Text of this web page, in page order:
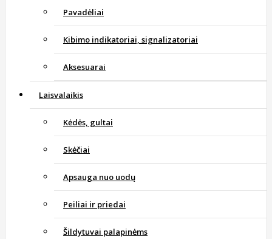
Pavadėliai
Kibimo indikatoriai, signalizatoriai
Aksesuarai
Laisvalaikis
Kėdės, gultai
Skėčiai
Apsauga nuo uodų
Peiliai ir priedai
Šildytuvai palapinėms